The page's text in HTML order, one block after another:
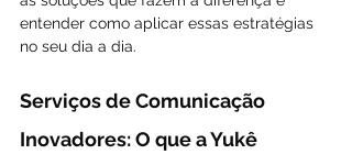
entender como aplicar essas estratégias
no seu dia a dia.
Serviços de Comunicação
Inovadores: O que a Yukê